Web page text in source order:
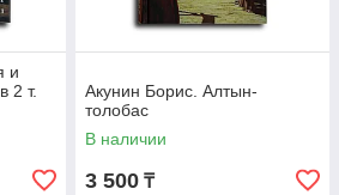
и
2 т.
Акунин Борис. Алтын-
толобас
В наличии
3 500 ₸